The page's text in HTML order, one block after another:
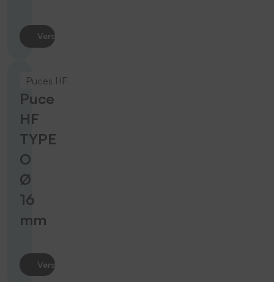
Vers le produit
Puces HF
Puce
HF
TYPE
O
Ø
16
mm
Vers le produit